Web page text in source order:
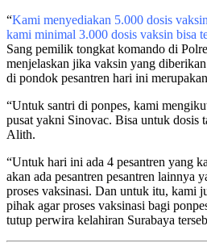
“Kami menyediakan 5.000 dosis
kami minimal 3.000 dosis vaksin bisa
Sang pemilik tongkat komando di
menjelaskan jika vaksin yang
di pondok pesantren hari ini
“Untuk santri di ponpes, kami
pusat yakni Sinovac. Bisa untuk dosis
Alith.
“Untuk hari ini ada 4 pesantren yang
akan ada pesantren pesantren lainnya
proses vaksinasi. Dan untuk itu, kami
pihak agar proses vaksinasi bagi
tutup perwira kelahiran Surabaya